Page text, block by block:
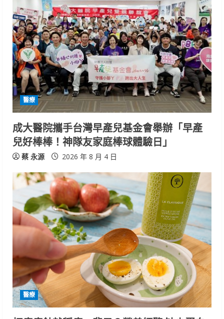
醫療
成大醫院攜手台灣早產兒基金會舉辦「早產
兒好棒棒！神隊友家庭棒球體驗日」
蔡 永源 2026 年 8 月 4 日
醫療